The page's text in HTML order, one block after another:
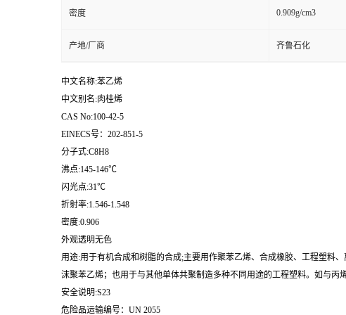
密度 0.909g/cm3
产地/厂商 齐鲁石化
中文名称:苯乙烯
中文别名:肉桂烯
CAS No:100-42-5
EINECS号：202-851-5
分子式:C8H8
沸点:145-146℃
闪光点:31℃
折射率:1.546-1.548
密度:0.906
外观透明无色
用途:用于有机合成和树脂的合成;主要用作聚苯乙烯、合成橡胶、工程塑料
沫聚苯乙烯；也用于与其他单体共聚制造多种不同用途的工程塑料。如与丙
安全说明:S23
危险品运输编号：UN 2055